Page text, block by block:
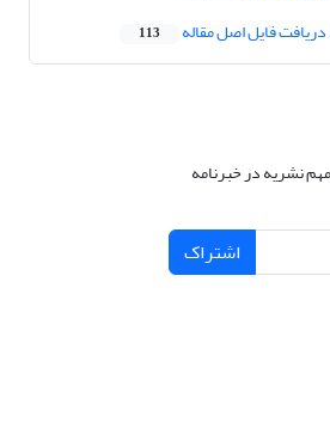
فایل اصل مقاله 113
نشریه در خبرنامه
اشتراک